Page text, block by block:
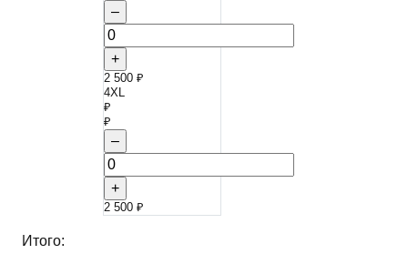
–
+
2 500 ₽
4XL
₽
₽
–
+
2 500 ₽
Итого: